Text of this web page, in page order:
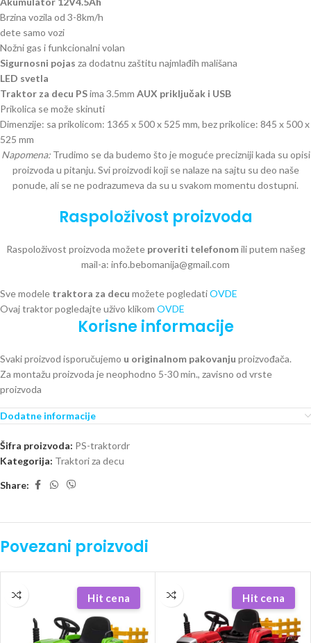
Brzina vozila od 3-8km/h
dete samo vozi
Nožni gas i funkcionalni volan
Sigurnosni pojas za dodatnu zaštitu najmlađih mališana
LED svetla
Traktor za decu PSima 3.5mm AUX priključak i USB
Prikolica se može skinuti
Dimenzije: sa prikolicom: 1365 x 500 x 525 mm, bez prikolice: 845 x 500 x
525 mm
Napomena:Trudimo se da budemo što je moguće precizniji kada su opisi
proizvoda u pitanju. Svi proizvodi koji se nalaze na sajtu su deo naše
ponude, ali se ne podrazumeva da su u svakom momentu dostupni.
Raspoloživost proizvoda
Raspoloživost proizvoda možete proveriti telefonomili putem našeg
mail-a: info.bebomanija@gmail.com
Sve modele traktora za decu možete pogledatiOVDE
Ovaj traktor pogledajte uživo klikom OVDE
Korisne informacije
Svaki proizvod isporučujemo u originalnom pakovanju proizvođača.
Za montažu proizvoda je neophodno 5-30 min., zavisno od vrste
proizvoda
Dodatne informacije
Šifra proizvoda: PS-traktordr
Kategorija: Traktori za decu
Share:
Povezani proizvodi
Hit cena Hit cena